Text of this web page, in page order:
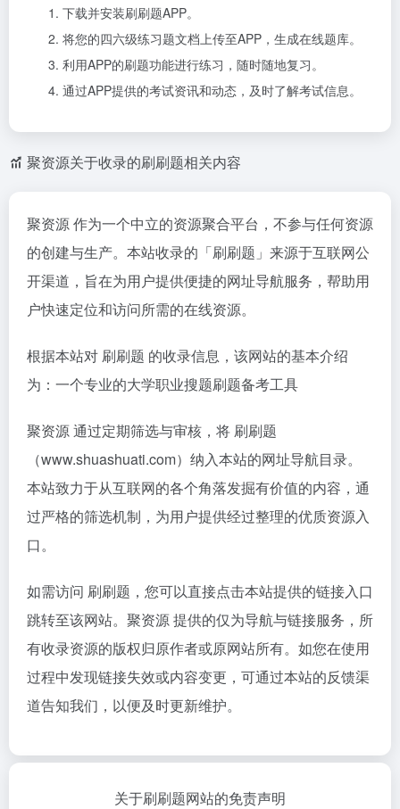
下载并安装刷刷题APP。
将您的四六级练习题文档上传至APP，生成在线题库。
利用APP的刷题功能进行练习，随时随地复习。
通过APP提供的考试资讯和动态，及时了解考试信息。
聚资源关于收录的刷刷题相关内容
聚资源 作为一个中立的资源聚合平台，不参与任何资源
的创建与生产。本站收录的「刷刷题」来源于互联网公
开渠道，旨在为用户提供便捷的网址导航服务，帮助用
户快速定位和访问所需的在线资源。
根据本站对 刷刷题 的收录信息，该网站的基本介绍
为：一个专业的大学职业搜题刷题备考工具
聚资源 通过定期筛选与审核，将 刷刷题
（www.shuashuati.com）纳入本站的网址导航目录。
本站致力于从互联网的各个角落发掘有价值的内容，通
过严格的筛选机制，为用户提供经过整理的优质资源入
口。
如需访问 刷刷题，您可以直接点击本站提供的链接入口
跳转至该网站。聚资源 提供的仅为导航与链接服务，所
有收录资源的版权归原作者或原网站所有。如您在使用
过程中发现链接失效或内容变更，可通过本站的反馈渠
道告知我们，以便及时更新维护。
关于刷刷题网站的免责声明